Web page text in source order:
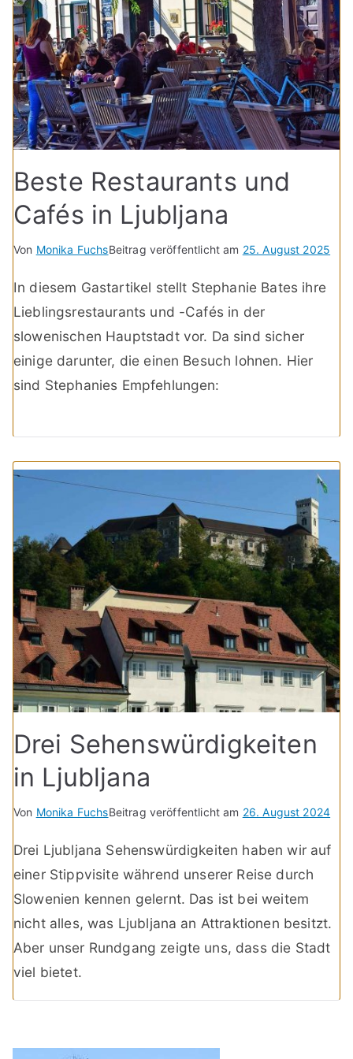
Beste Restaurants und
Cafés in Ljubljana
Von Monika FuchsBeitrag veröffentlicht am 25. August 2025
In diesem Gastartikel stellt Stephanie Bates ihre
Lieblingsrestaurants und -Cafés in der
slowenischen Hauptstadt vor. Da sind sicher
einige darunter, die einen Besuch lohnen. Hier
sind Stephanies Empfehlungen:
Drei Sehenswürdigkeiten
in Ljubljana
Von Monika FuchsBeitrag veröffentlicht am 26. August 2024
Drei Ljubljana Sehenswürdigkeiten haben wir auf
einer Stippvisite während unserer Reise durch
Slowenien kennen gelernt. Das ist bei weitem
nicht alles, was Ljubljana an Attraktionen besitzt.
Aber unser Rundgang zeigte uns, dass die Stadt
viel bietet.